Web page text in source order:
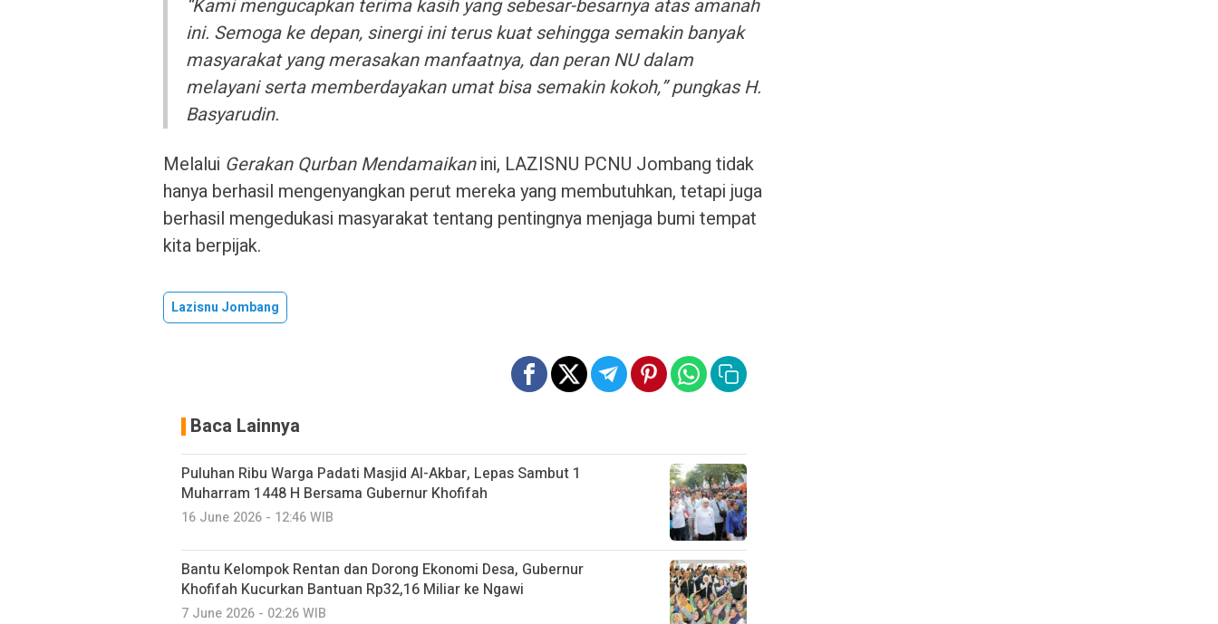
“Kami mengucapkan terima kasih yang sebesar-besarnya atas amanah
ini. Semoga ke depan, sinergi ini terus kuat sehingga semakin banyak
masyarakat yang merasakan manfaatnya, dan peran NU dalam
melayani serta memberdayakan umat bisa semakin kokoh,” pungkas H.
Basyarudin.
Melalui Gerakan Qurban Mendamaikanini, LAZISNU PCNU Jombang tidak
hanya berhasil mengenyangkan perut mereka yang membutuhkan, tetapi juga
berhasil mengedukasi masyarakat tentang pentingnya menjaga bumi tempat
kita berpijak.
Lazisnu Jombang
Baca Lainnya
Puluhan Ribu Warga Padati Masjid Al-Akbar, Lepas Sambut 1
Muharram 1448 H Bersama Gubernur Khofifah
16 June 2026 - 12:46 WIB
Bantu Kelompok Rentan dan Dorong Ekonomi Desa, Gubernur
Khofifah Kucurkan Bantuan Rp32,16 Miliar ke Ngawi
7 June 2026 - 02:26 WIB